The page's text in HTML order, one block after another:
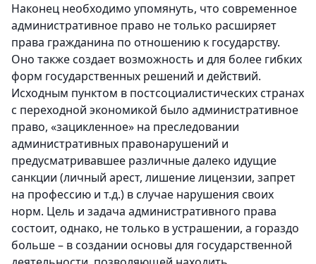
Наконец необходимо упомянуть, что современное
административное право не только расширяет
права гражданина по отношению к государству.
Оно также создает возможность и для более гибких
форм государственных решений и действий.
Исходным пунктом в постсоциалистических странах
с переходной экономикой было административное
право, «зацикленное» на преследовании
административных правонарушений и
предусматривавшее различные далеко идущие
санкции (личный арест, лишение лицензии, запрет
на профессию и т.д.) в случае нарушения своих
норм. Цель и задача административного права
состоит, однако, не только в устрашении, а гораздо
больше – в создании основы для государственной